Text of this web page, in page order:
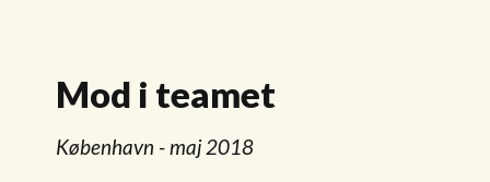
Mod i teamet
København - maj 2018